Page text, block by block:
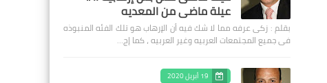
عيلة ماضى من المعديه
بقلم : زكى عرفه مما لا شك فيه أن الإرهاب هو تلك الفئه المنبوذه
فى جميع المجتمعات العربيه وغير العربيه ، كما إج…
19 أبريل 2020